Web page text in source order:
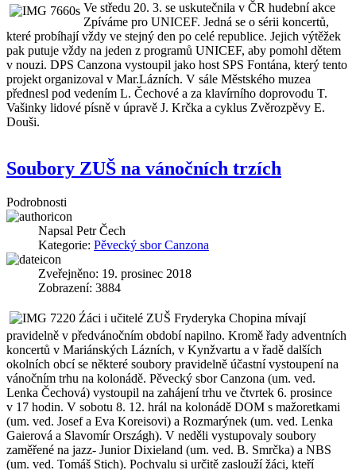
Ve středu 20. 3. se uskutečnila v ČR hudební akce
Zpíváme pro UNICEF. Jedná se o sérii koncertů,
které probíhají vždy ve stejný den po celé republice. Jejich výtěžek
pak putuje vždy na jeden z programů UNICEF, aby pomohl dětem
v nouzi. DPS Canzona vystoupil jako host SPS Fontána, který tento
projekt organizoval v Mar.Lázních. V sále Městského muzea
přednesl pod vedením L. Čechové a za klavírního doprovodu T.
Vašinky lidové písně v úpravě J. Krčka a cyklus Zvěrozpěvy E.
Douši.
Soubory ZUŠ na vánočních trzích
Podrobnosti
Napsal Petr Čech
Kategorie: Pěvecký sbor Canzona
Zveřejněno: 19. prosinec 2018
Zobrazení: 3884
Źáci i učitelé ZUŠ Fryderyka Chopina mívají
pravidelně v předvánočním období napilno. Kromě řady adventních
koncertů v Mariánských Lázních, v Kynžvartu a v řadě dalších
okolních obcí se některé soubory pravidelně účastní vystoupení na
vánočním trhu na kolonádě. Pěvecký sbor Canzona (um. ved.
Lenka Čechová) vystoupil na zahájení trhu ve čtvrtek 6. prosince
v 17 hodin. V sobotu 8. 12. hrál na kolonádě DOM s mažoretkami
(um. ved. Josef a Eva Koreisovi) a Rozmarýnek (um. ved. Lenka
Gaierová a Slavomír Országh). V neděli vystupovaly soubory
zaměřené na jazz- Junior Dixieland (um. ved. B. Smrčka) a NBS
(um. ved. Tomáš Stich). Pochvalu si určitě zaslouží žáci, kteří